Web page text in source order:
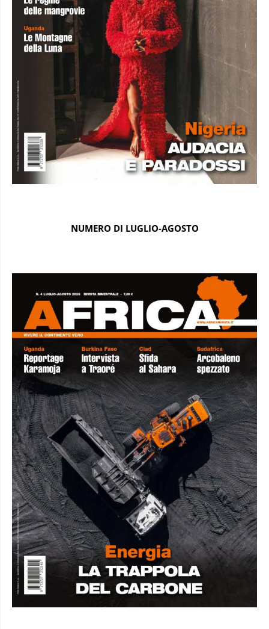
NUMERO DI LUGLIO-AGOSTO